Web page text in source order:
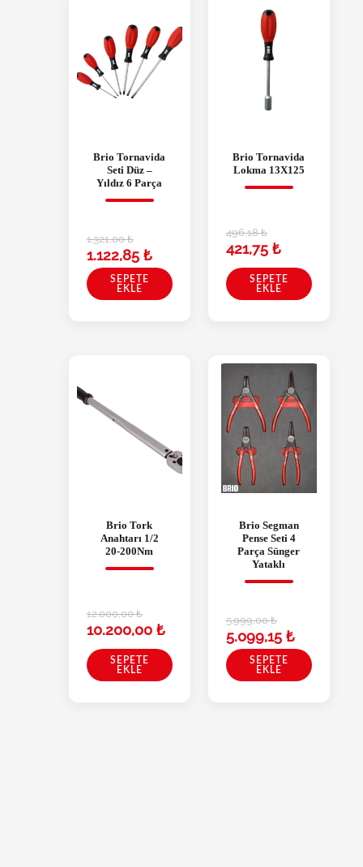
Brio Tornavida
Seti Düz –
Yıldız 6 Parça
1.321,00₺
1.122,85 ₺
SEPETE
EKLE
Brio Tornavida
Lokma 13X125
496,18₺
421,75 ₺
SEPETE
EKLE
Brio Tork
Anahtarı 1/2
20-200Nm
12.000,00₺
10.200,00 ₺
SEPETE
EKLE
Brio Segman
Pense Seti 4
Parça Sünger
Yataklı
5.999,00₺
5.099,15 ₺
SEPETE
EKLE